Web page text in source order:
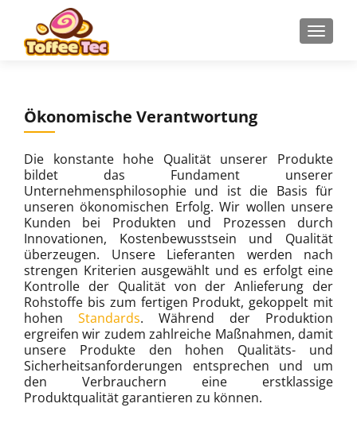
MENU
Ökonomische Verantwortung
Die konstante hohe Qualität unserer Produkte
bildet das Fundament unserer
Unternehmensphilosophie und ist die Basis für
unseren ökonomischen Erfolg. Wir wollen unsere
Kunden bei Produkten und Prozessen durch
Innovationen, Kostenbewusstsein und Qualität
überzeugen. Unsere Lieferanten werden nach
strengen Kriterien ausgewählt und es erfolgt eine
Kontrolle der Qualität von der Anlieferung der
Rohstoffe bis zum fertigen Produkt, gekoppelt mit
hohen Standards. Während der Produktion
ergreifen wir zudem zahlreiche Maßnahmen, damit
unsere Produkte den hohen Qualitäts- und
Sicherheitsanforderungen entsprechen und um
den Verbrauchern eine erstklassige
Produktqualität garantieren zu können.